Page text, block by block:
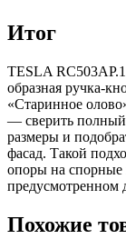
Итог
TESLA
образная ручка-
«Старинное
— сверить полный
размеры и
фасад. Такой
опоры на спорные
предусмотренном
Похожие